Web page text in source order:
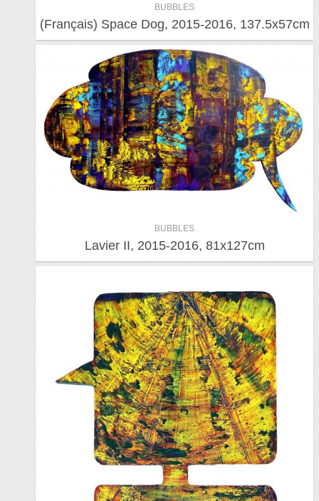
BUBBLES
(Français) Space Dog, 2015-2016, 137.5x57cm
BUBBLES
Lavier II, 2015-2016, 81x127cm